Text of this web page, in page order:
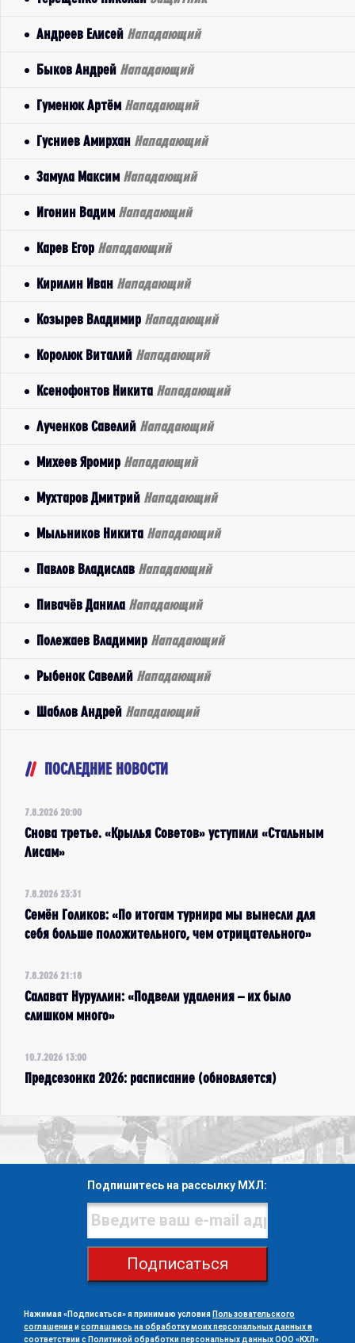
Андреев Елисей Нападающий
Быков Андрей Нападающий
Гуменюк Артём Нападающий
Гусниев Амирхан Нападающий
Замула Максим Нападающий
Игонин Вадим Нападающий
Карев Егор Нападающий
Кирилин Иван Нападающий
Козырев Владимир Нападающий
Королюк Виталий Нападающий
Ксенофонтов Никита Нападающий
Лученков Савелий Нападающий
Михеев Яромир Нападающий
Мухтаров Дмитрий Нападающий
Мыльников Никита Нападающий
Павлов Владислав Нападающий
Пивачёв Данила Нападающий
Полежаев Владимир Нападающий
Рыбенок Савелий Нападающий
Шаблов Андрей Нападающий
ПОСЛЕДНИЕ НОВОСТИ
7.8.2026 20:00
Снова третье. «Крылья Советов» уступили «Стальным
Лисам»
7.8.2026 23:31
Семён Голиков: «По итогам турнира мы вынесли для
себя больше положительного, чем отрицательного»
7.8.2026 21:18
Салават Нуруллин: «Подвели удаления – их было
слишком много»
10.7.2026 13:00
Предсезонка 2026: расписание (обновляется)
Подпишитесь на рассылку МХЛ:
Подписаться
Нажимая «Подписаться» я принимаю условия Пользовательского
соглашенияисоглашаюсь на обработку моих персональных данных в
соответствии с Политикой обработки персональных данных ООО «КХЛ»